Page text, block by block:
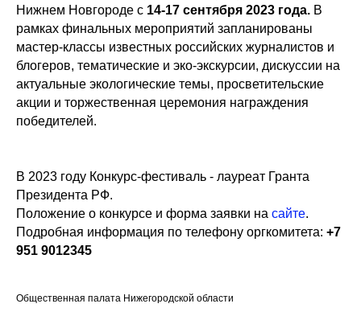
Нижнем Новгороде с 14-17 сентября 2023 года. В
рамках финальных мероприятий запланированы
мастер-классы известных российских журналистов и
блогеров, тематические и эко-экскурсии, дискуссии на
актуальные экологические темы, просветительские
акции и торжественная церемония награждения
победителей.
В 2023 году Конкурс-фестиваль - лауреат Гранта
Президента РФ.
Положение о конкурсе и форма заявки на сайте.
Подробная информация по телефону оргкомитета: +7
951 9012345
Общественная палата Нижегородской области